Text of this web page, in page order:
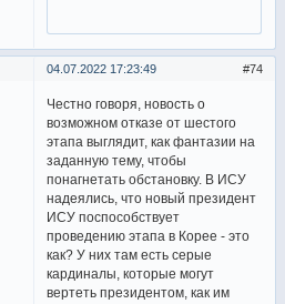
74
04.07.2022 17:23:49
Честно говоря, новость о
возможном отказе от шестого
этапа выглядит, как фантазии на
заданную тему, чтобы
понагнетать обстановку. В ИСУ
надеялись, что новый президент
ИСУ поспособствует
проведению этапа в Корее - это
как? У них там есть серые
кардиналы, которые могут
вертеть президентом, как им